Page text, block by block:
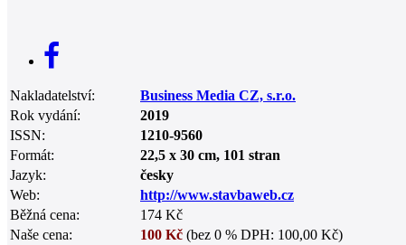
Nakladatelství:
Business Media CZ, s.r.o.
Rok vydání:
2019
ISSN:
1210-9560
Formát:
22,5 x 30 cm, 101 stran
Jazyk:
česky
Web:
http://www.stavbaweb.cz
Běžná cena:
174 Kč
Naše cena:
100 Kč (bez 0 % DPH: 100,00 Kč)